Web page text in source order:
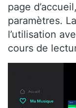
page
paramètres.
l’utilisation
cours de